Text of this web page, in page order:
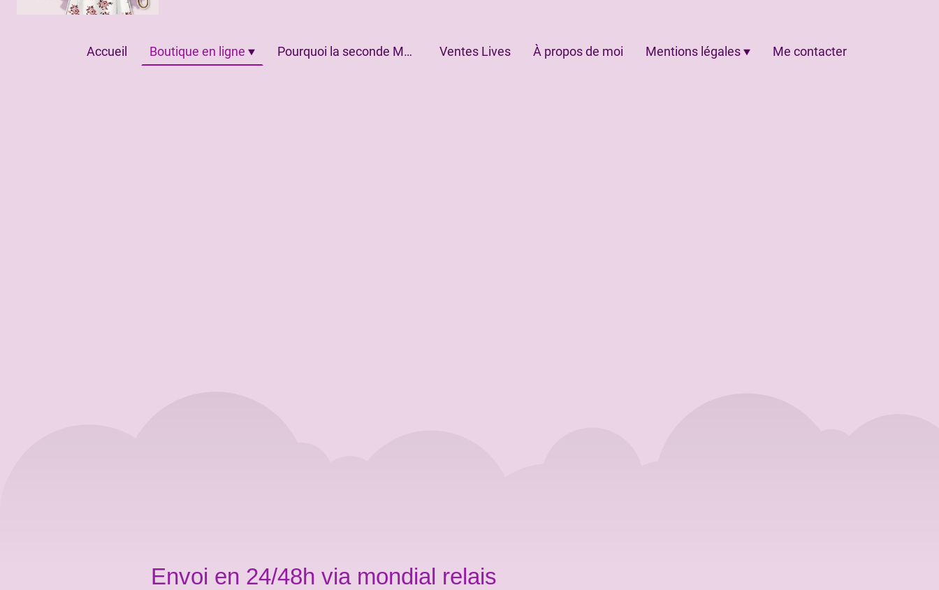
Accueil Boutique en ligne Pourquoi la seconde Main? Ventes Lives À propos de moi Mentions légales Me contacter
Envoi en 24/48h via mondial relais